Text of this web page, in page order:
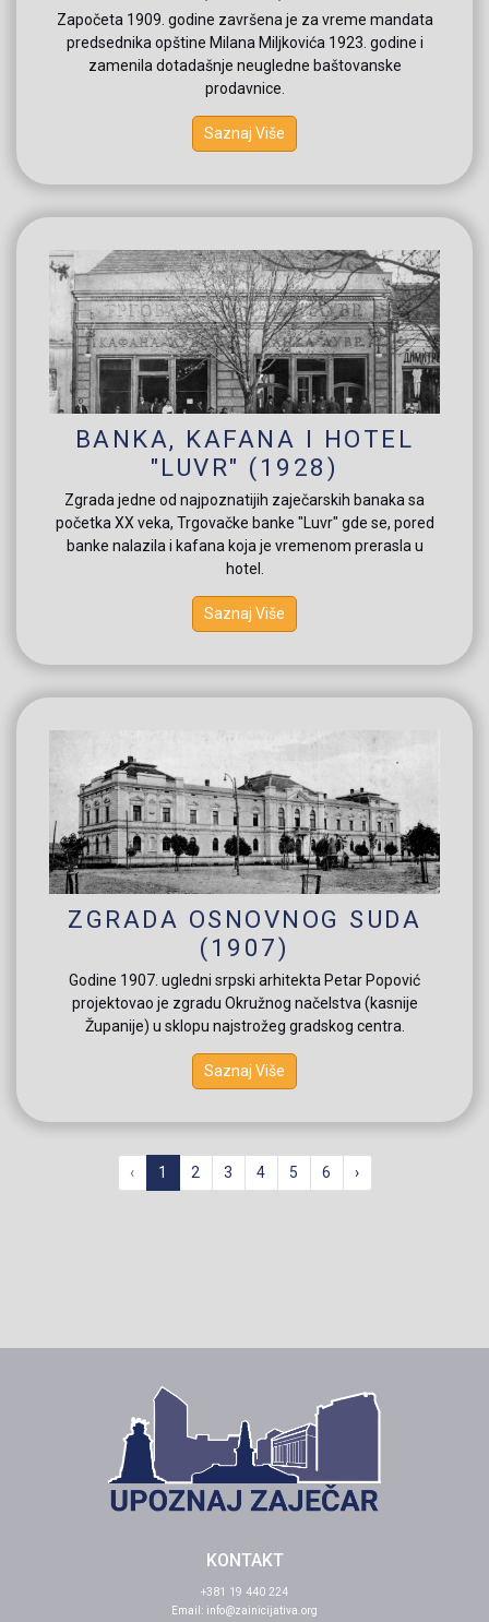
Započeta 1909. godine završena je za vreme mandata
predsednika opštine Milana Miljkovića 1923. godine i
zamenila dotadašnje neugledne baštovanske
prodavnice.
Saznaj Više
BANKA, KAFANA I HOTEL
"LUVR" (1928)
Zgrada jedne od najpoznatijih zaječarskih banaka sa
početka XX veka, Trgovačke banke "Luvr" gde se, pored
banke nalazila i kafana koja je vremenom prerasla u
hotel.
Saznaj Više
ZGRADA OSNOVNOG SUDA
(1907)
Godine 1907. ugledni srpski arhitekta Petar Popović
projektovao je zgradu Okružnog načelstva (kasnije
Županije) u sklopu najstrožeg gradskog centra.
Saznaj Više
‹ 1 2 3 4 5 6 ›
KONTAKT
+381 19 440 224
Email: info@zainicijativa.org